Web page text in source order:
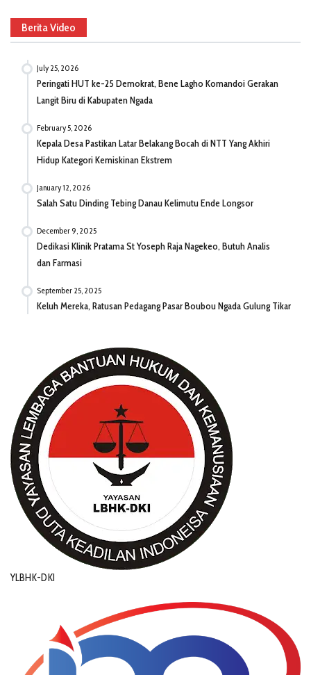
Berita Video
July 25, 2026
Peringati HUT ke-25 Demokrat, Bene Lagho Komandoi Gerakan
Langit Biru di Kabupaten Ngada
February 5, 2026
Kepala Desa Pastikan Latar Belakang Bocah di NTT Yang Akhiri
Hidup Kategori Kemiskinan Ekstrem
January 12, 2026
Salah Satu Dinding Tebing Danau Kelimutu Ende Longsor
December 9, 2025
Dedikasi Klinik Pratama St Yoseph Raja Nagekeo, Butuh Analis
dan Farmasi
September 25, 2025
Keluh Mereka, Ratusan Pedagang Pasar Boubou Ngada Gulung Tikar
YLBHK-DKI